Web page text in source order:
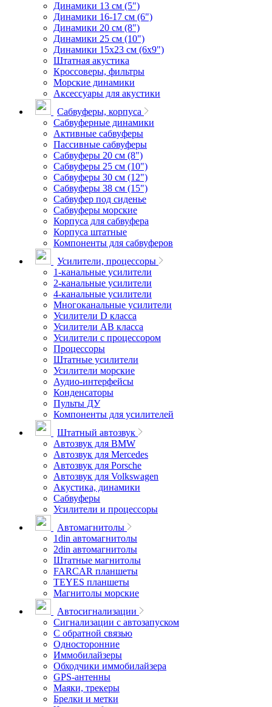
Динамики 13 см (5")
Динамики 16-17 см (6")
Динамики 20 см (8")
Динамики 25 см (10")
Динамики 15х23 см (6х9")
Штатная акустика
Кроссоверы, фильтры
Морские динамики
Аксессуары для акустики
Сабвуферы, корпуса
Сабвуферные динамики
Активные сабвуферы
Пассивные сабвуферы
Сабвуферы 20 см (8")
Сабвуферы 25 см (10")
Сабвуферы 30 см (12")
Сабвуферы 38 см (15")
Сабвуфер под сиденье
Сабвуферы морские
Корпуса для сабвуфера
Корпуса штатные
Компоненты для сабвуферов
Усилители, процессоры
1-канальные усилители
2-канальные усилители
4-канальные усилители
Многоканальные усилители
Усилители D класса
Усилители АВ класса
Усилители с процессором
Процессоры
Штатные усилители
Усилители морские
Аудио-интерфейсы
Конденсаторы
Пульты ДУ
Компоненты для усилителей
Штатный автозвук
Автозвук для BMW
Автозвук для Mercedes
Автозвук для Porsche
Автозвук для Volkswagen
Акустика, динамики
Сабвуферы
Усилители и процессоры
Автомагнитолы
1din автомагнитолы
2din автомагнитолы
Штатные магнитолы
FARCAR планшеты
TEYES планшеты
Магнитолы морские
Автосигнализации
Сигнализации с автозапуском
С обратной связью
Односторонние
Иммобилайзеры
Обходчики иммобилайзера
GPS-антенны
Маяки, трекеры
Брелки и метки